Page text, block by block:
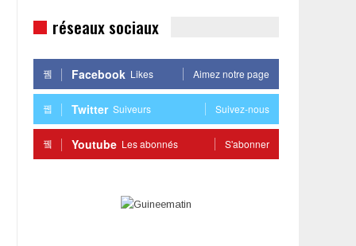
réseaux sociaux
Facebook Likes Aimez notre page
Twitter Suiveurs Suivez-nous
Youtube Les abonnés S'abonner